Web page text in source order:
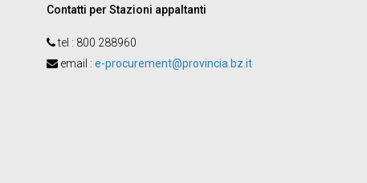
Contatti per Stazioni appaltanti
tel : 800 288960
email : e-procurement@provincia.bz.it